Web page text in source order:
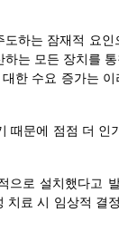
하는 잠재적 요
는 모든 장치를
한 수요 증가는
문에 점점 더 인
로 설치했다고
료 시 임상적 결